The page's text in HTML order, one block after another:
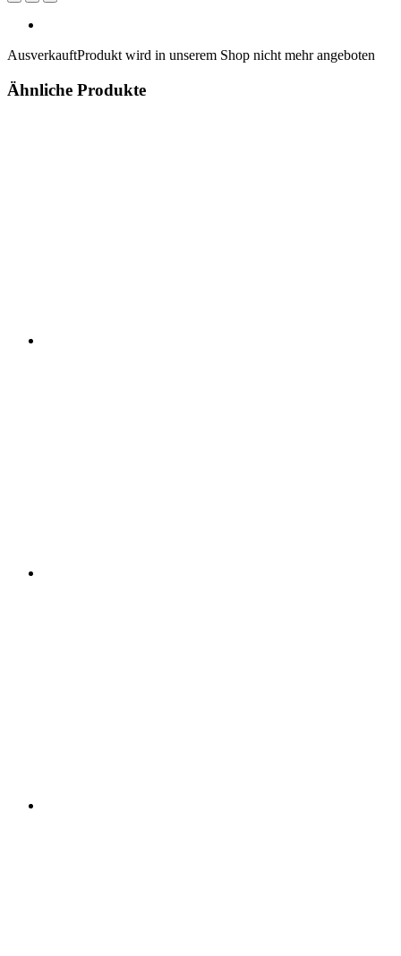
AusverkauftProdukt wird in unserem Shop nicht mehr angeboten
Ähnliche Produkte